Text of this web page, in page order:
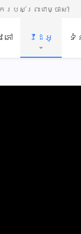
បស់ព្រះជាម្ចាស់!
ៅ វីដេអូ ទំ